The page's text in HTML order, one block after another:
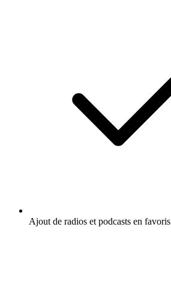
Ajout de radios et podcasts en favoris